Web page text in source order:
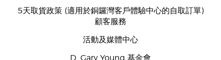
5天取貨政策 (適用於銅鑼灣客戶體驗中心的自取訂單)
顧客服務
活動及媒體中心
D. Gary Young 基金會